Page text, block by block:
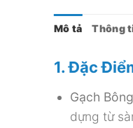
Mô tả Thông
1. Đặc
Gạch
dựng từ